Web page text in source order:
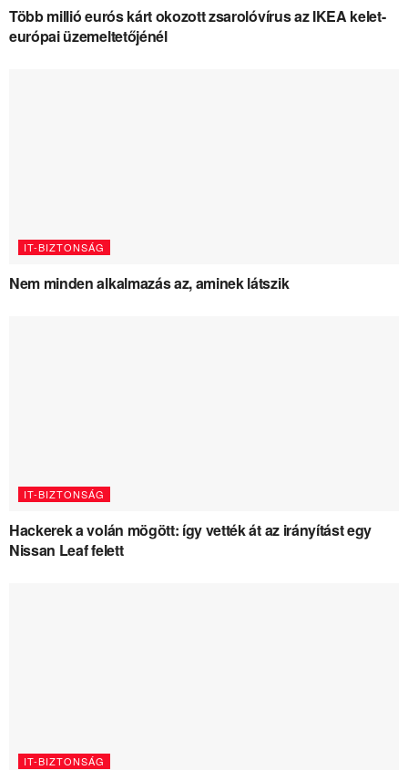
Több millió eurós kárt okozott zsarolóvírus az IKEA kelet-
európai üzemeltetőjénél
IT-BIZTONSÁG
Nem minden alkalmazás az, aminek látszik
IT-BIZTONSÁG
Hackerek a volán mögött: így vették át az irányítást egy
Nissan Leaf felett
IT-BIZTONSÁG